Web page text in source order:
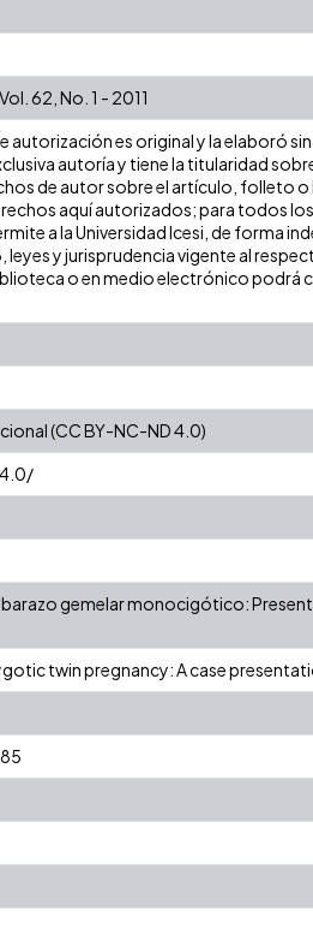
62, No. 1 - 2011
autorización es original y la elaboró
autoría y tiene la titularidad
de autor sobre el artículo, folleto o
aquí autorizados; para todos
a la Universidad Icesi, de forma
leyes y jurisprudencia vigente al
o en medio electrónico
(CC BY-NC-ND 4.0)
gemelar monocigótico:
twin pregnancy: A case